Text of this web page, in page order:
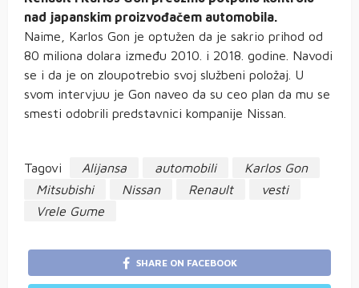
nad japanskim proizvođačem automobila.
Naime, Karlos Gon je optužen da je sakrio prihod od
80 miliona dolara između 2010. i 2018. godine. Navodi
se i da je on zloupotrebio svoj službeni položaj. U
svom intervjuu je Gon naveo da su ceo plan da mu se
smesti odobrili predstavnici kompanije Nissan.
Tagovi Alijansa automobili
Karlos Gon
Mitsubishi
Nissan Renault
vesti
Vrele Gume
SHARE ON FACEBOOK